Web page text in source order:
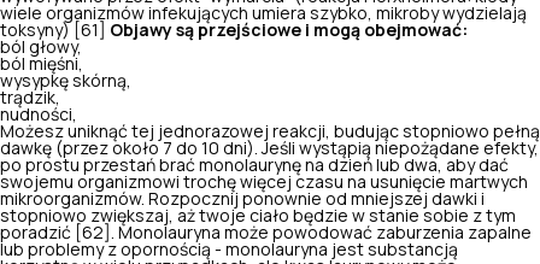
wiele organizmów infekujących umiera szybko, mikroby wydzielają
toksyny) [61] Objawy są przejściowe i mogą obejmować:
ból głowy,
ból mięśni,
wysypkę skórną,
trądzik,
nudności,
Możesz uniknąć tej jednorazowej reakcji, budując stopniowo pełną
dawkę (przez około 7 do 10 dni). Jeśli wystąpią niepożądane efekty,
po prostu przestań brać monolaurynę na dzień lub dwa, aby dać
swojemu organizmowi trochę więcej czasu na usunięcie martwych
mikroorganizmów. Rozpocznij ponownie od mniejszej dawki i
stopniowo zwiększaj, aż twoje ciało będzie w stanie sobie z tym
poradzić [62]. Monolauryna może powodować zaburzenia zapalne
lub problemy z opornością - monolauryna jest substancją